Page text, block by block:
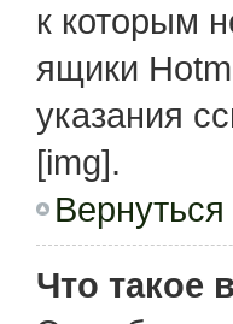
к которым
ящики
указания
[img].
Что такое